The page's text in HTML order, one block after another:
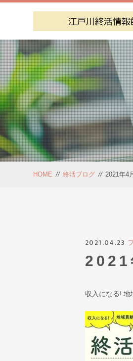
HOME // 終活ブログ // 2021年4
2021.04.23
2021
収入になる! 地